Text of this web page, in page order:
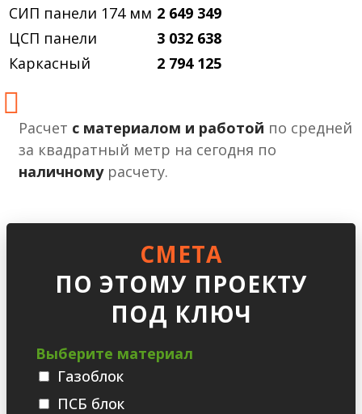
СИП панели 174 мм 2 649 349
ЦСП панели
3 032 638
Каркасный
2 794 125
Расчет с материалом и работой по средней
за квадратный метр на сегодня по
наличномурасчету.
СМЕТА
ПО ЭТОМУ ПРОЕКТУ
ПОД КЛЮЧ
Выберите материал
Газоблок
ПСБ блок